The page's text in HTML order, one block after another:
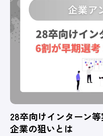
28卒向けインターン等
企業の狙いとは